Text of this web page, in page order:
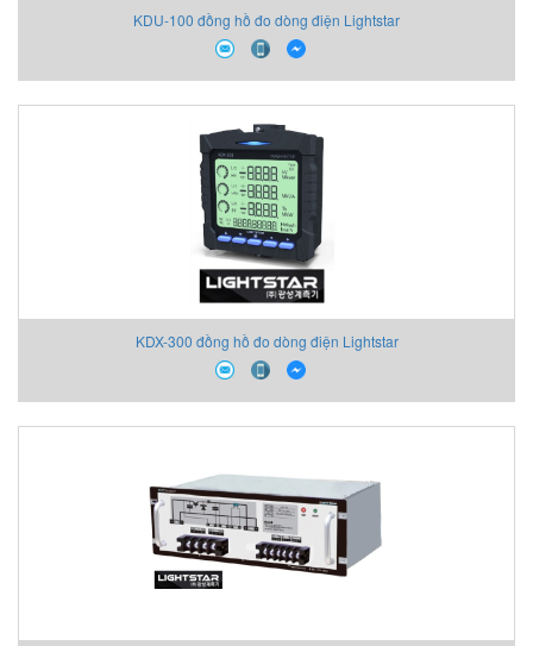
KDU-100 đồng hồ đo dòng điện Lightstar
KDX-300 đồng hồ đo dòng điện Lightstar